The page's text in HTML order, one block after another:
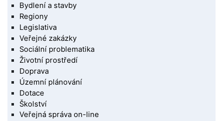
Bydlení a stavby
Regiony
Legislativa
Veřejné zakázky
Sociální problematika
Životní prostředí
Doprava
Územní plánování
Dotace
Školství
Veřejná správa on-line